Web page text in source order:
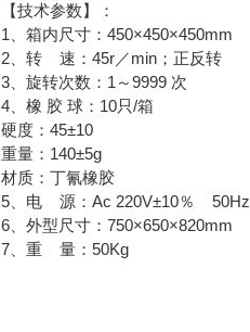
【技术参数】：
1、箱内尺寸：450×450×450mm
2、转 速：45r／min；正反转
3、旋转次数：1～9999 次
4、橡 胶 球：10只/箱
硬度：45±10
重量：140±5g
材质：丁氰橡胶
5、电 源：Ac 220V±10％
6、外型尺寸：750×650×820mm
7、重 量：50Kg